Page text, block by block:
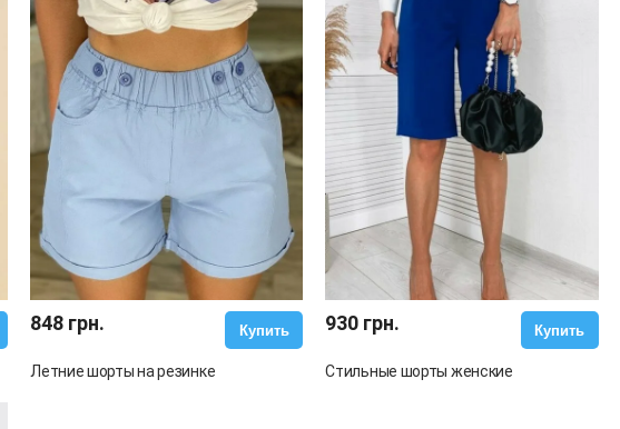
848 грн. Купить
Летние шорты на резинке
930 грн. Купить
Стильные шорты женские